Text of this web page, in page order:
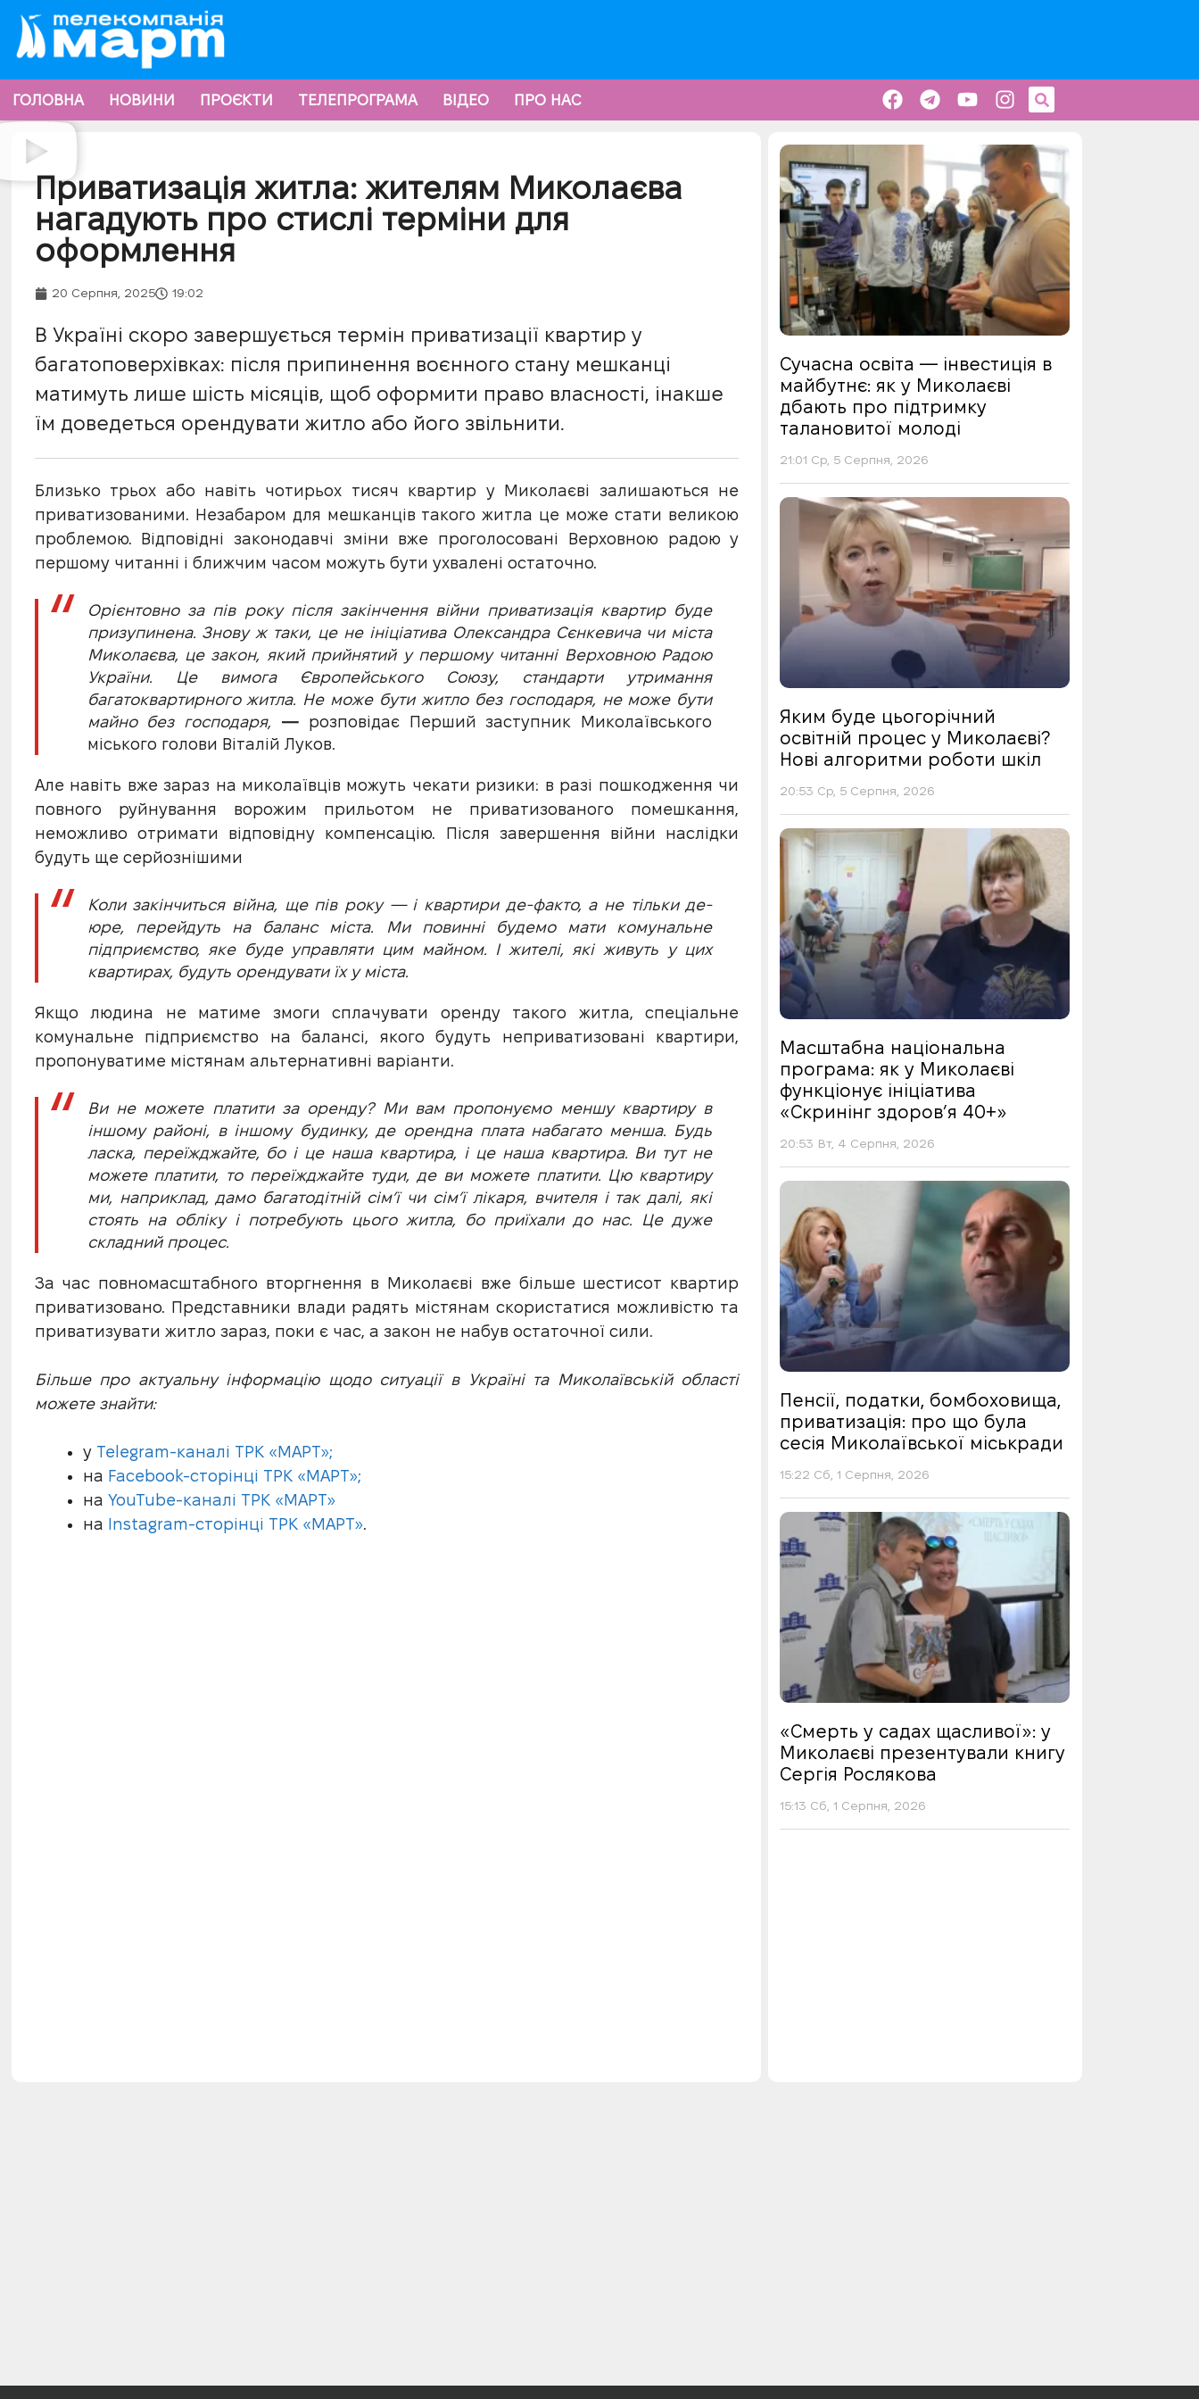
ГОЛОВНА НОВИНИ ПРОЄКТИ ТЕЛЕПРОГРАМА ВІДЕО ПРО НАС
Приватизація житла: жителям Миколаєва
нагадують про стислі терміни для
оформлення
20 Серпня, 2025 19:02
В Україні скоро завершується термін приватизації квартир у
багатоповерхівках: після припинення воєнного стану мешканці
матимуть лише шість місяців, щоб оформити право власності, інакше
їм доведеться орендувати житло або його звільнити.
Близько трьох або навіть чотирьох тисяч квартир у Миколаєві залишаються не
приватизованими. Незабаром для мешканців такого житла це може стати великою
проблемою. Відповідні законодавчі зміни вже проголосовані Верховною радою у
першому читанні і ближчим часом можуть бути ухвалені остаточно.
Орієнтовно за пів року після закінчення війни приватизація квартир буде
призупинена. Знову ж таки, це не ініціатива Олександра Сєнкевича чи міста
Миколаєва, це закон, який прийнятий у першому читанні Верховною Радою
України. Це вимога Європейського Союзу, стандарти утримання
багатоквартирного житла. Не може бути житло без господаря, не може бути
майно без господаря,
— розповідає Перший заступник Миколаївського
міського голови Віталій Луков.
Але навіть вже зараз на миколаївців можуть чекати ризики: в разі пошкодження чи
повного руйнування ворожим прильотом не приватизованого помешкання,
неможливо отримати відповідну компенсацію. Після завершення війни наслідки
будуть ще серйознішими
Коли закінчиться війна, ще пів року — і квартири де-факто, а не тільки де-
юре, перейдуть на баланс міста. Ми повинні будемо мати комунальне
підприємство, яке буде управляти цим майном. І жителі, які живуть у цих
квартирах, будуть орендувати їх у міста.
Якщо людина не матиме змоги сплачувати оренду такого житла, спеціальне
комунальне підприємство на балансі, якого будуть неприватизовані квартири,
пропонуватиме містянам альтернативні варіанти.
Ви не можете платити за оренду? Ми вам пропонуємо меншу квартиру в
іншому районі, в іншому будинку, де орендна плата набагато менша. Будь
ласка, переїжджайте, бо і це наша квартира, і це наша квартира. Ви тут не
можете платити, то переїжджайте туди, де ви можете платити. Цю квартиру
ми, наприклад, дамо багатодітній сім’ї чи сім’ї лікаря, вчителя і так далі, які
стоять на обліку і потребують цього житла, бо приїхали до нас. Це дуже
складний процес.
За час повномасштабного вторгнення в Миколаєві вже більше шестисот квартир
приватизовано. Представники влади радять містянам скористатися можливістю та
приватизувати житло зараз, поки є час, а закон не набув остаточної сили.
Більше про актуальну інформацію щодо ситуації в Україні та Миколаївській області
можете знайти:
у Telegram-каналі ТРК «МАРТ»;
на Facebook-сторінці ТРК «МАРТ»;
на YouTube-каналі ТРК «МАРТ»
на
Instagram-сторінці ТРК «МАРТ».
Сучасна освіта — інвестиція в
майбутнє: як у Миколаєві
дбають про підтримку
талановитої молоді
21:01 Ср, 5 Серпня, 2026
Яким буде цьогорічний
освітній процес у Миколаєві?
Нові алгоритми роботи шкіл
20:53 Ср, 5 Серпня, 2026
Масштабна національна
програма: як у Миколаєві
функціонує ініціатива
«Скринінг здоровʼя 40+»
20:53 Вт, 4 Серпня, 2026
Пенсії, податки, бомбоховища,
приватизація: про що була
сесія Миколаївської міськради
15:22 Сб, 1 Серпня, 2026
«Смерть у садах щасливої»: у
Миколаєві презентували книгу
Сергія Рослякова
15:13 Сб, 1 Серпня, 2026